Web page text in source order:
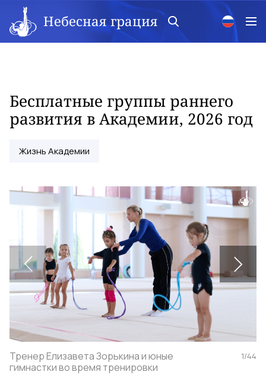
Небесная грация
Бесплатные группы раннего
развития в Академии, 2026 год
Жизнь Академии
Тренер Елизавета Зорькина и юные
гимнастки во время тренировки
1/44